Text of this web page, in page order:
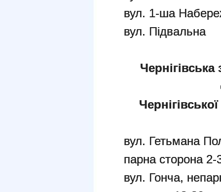
вул. 1-ша
вул. Підвальна
Чернігівська
вул. Гетьмана
парна сторона 2-
вул. Гонча,